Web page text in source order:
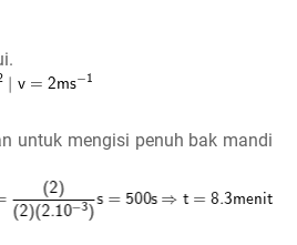
untuk mengisi penuh bak mandi